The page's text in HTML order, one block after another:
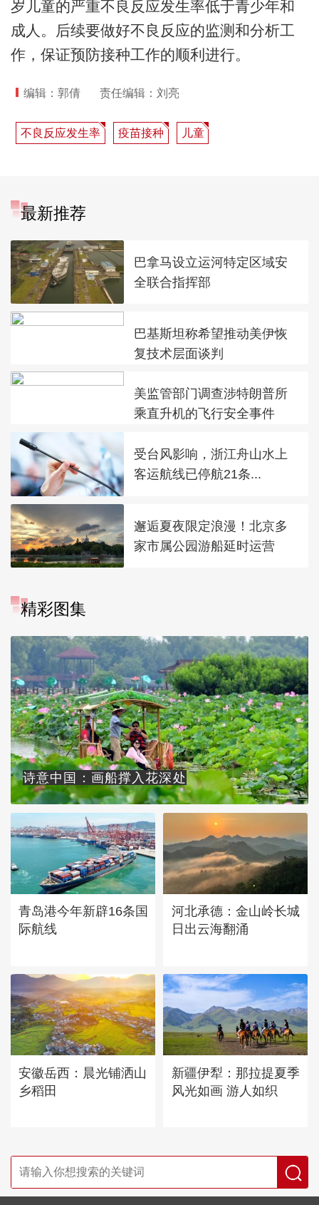
岁儿童的严重不良反应发生率低于青少年和
成人。后续要做好不良反应的监测和分析工
作，保证预防接种工作的顺利进行。
编辑：郭倩 责任编辑：刘亮
不良反应发生率 疫苗接种 儿童
最新推荐
巴拿马设立运河特定区域安
全联合指挥部
巴基斯坦称希望推动美伊恢
复技术层面谈判
美监管部门调查涉特朗普所
乘直升机的飞行安全事件
受台风影响，浙江舟山水上
客运航线已停航21条...
邂逅夏夜限定浪漫！北京多
家市属公园游船延时运营
精彩图集
诗意中国：画船撑入花深处
青岛港今年新辟16条国
际航线
河北承德：金山岭长城
日出云海翻涌
安徽岳西：晨光铺洒山
乡稻田
新疆伊犁：那拉提夏季
风光如画 游人如织